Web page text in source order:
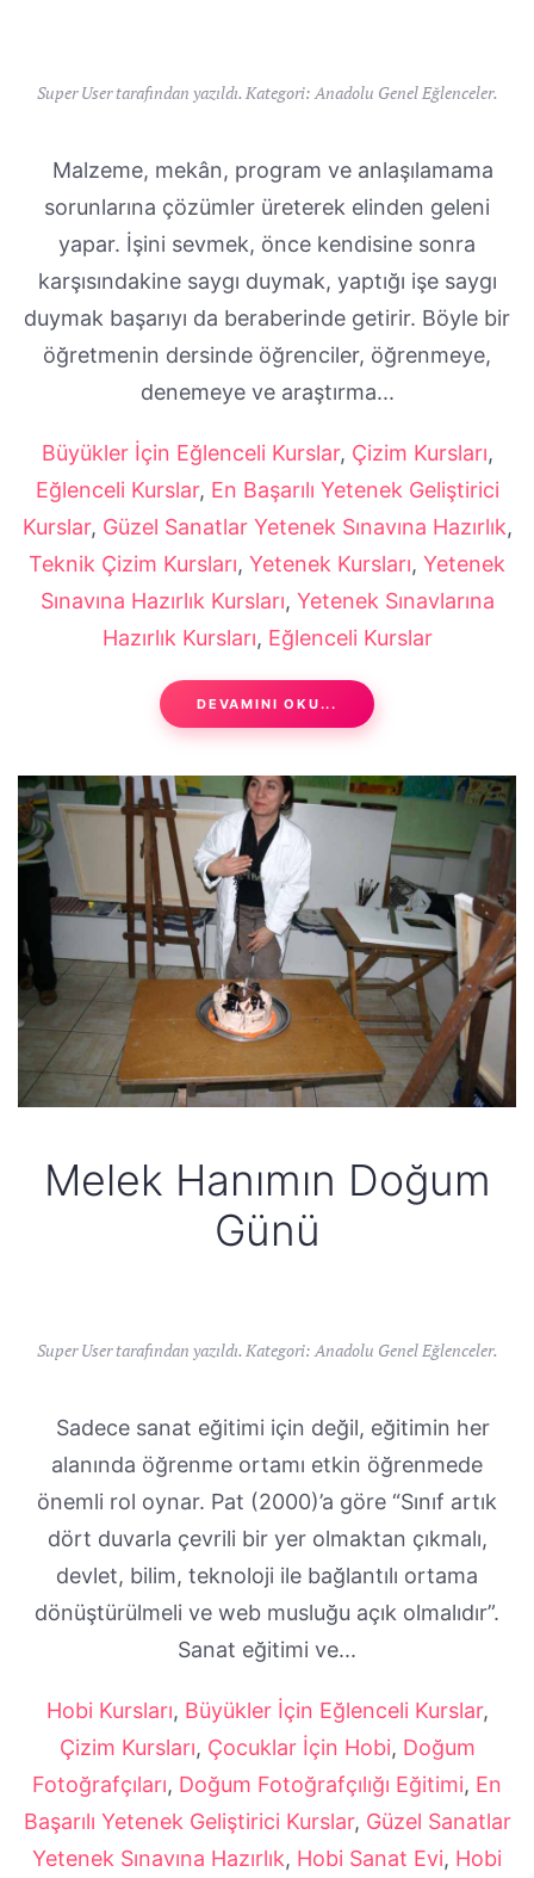
Super User tarafından yazıldı. Kategori: Anadolu Genel Eğlenceler.
Malzeme, mekân, program ve anlaşılamama
sorunlarına çözümler üreterek elinden geleni
yapar. İşini sevmek, önce kendisine sonra
karşısındakine saygı duymak, yaptığı işe saygı
duymak başarıyı da beraberinde getirir. Böyle bir
öğretmenin dersinde öğrenciler, öğrenmeye,
denemeye ve araştırma...
Büyükler İçin Eğlenceli Kurslar, Çizim Kursları,
Eğlenceli Kurslar, En Başarılı Yetenek Geliştirici
Kurslar, Güzel Sanatlar Yetenek Sınavına Hazırlık,
Teknik Çizim Kursları, Yetenek Kursları, Yetenek
Sınavına Hazırlık Kursları, Yetenek Sınavlarına
Hazırlık Kursları, Eğlenceli Kurslar
DEVAMINI OKU...
Melek Hanımın Doğum
Günü
Super User tarafından yazıldı. Kategori:Anadolu Genel Eğlenceler.
Sadece sanat eğitimi için değil, eğitimin her
alanında öğrenme ortamı etkin öğrenmede
önemli rol oynar. Pat (2000)’a göre “Sınıf artık
dört duvarla çevrili bir yer olmaktan çıkmalı,
devlet, bilim, teknoloji ile bağlantılı ortama
dönüştürülmeli ve web musluğu açık olmalıdır”.
Sanat eğitimi ve...
Hobi Kursları, Büyükler İçin Eğlenceli Kurslar,
Çizim Kursları, Çocuklar İçin Hobi, Doğum
Fotoğrafçıları, Doğum Fotoğrafçılığı Eğitimi, En
Başarılı Yetenek Geliştirici Kurslar, Güzel Sanatlar
Yetenek Sınavına Hazırlık, Hobi Sanat Evi, Hobi